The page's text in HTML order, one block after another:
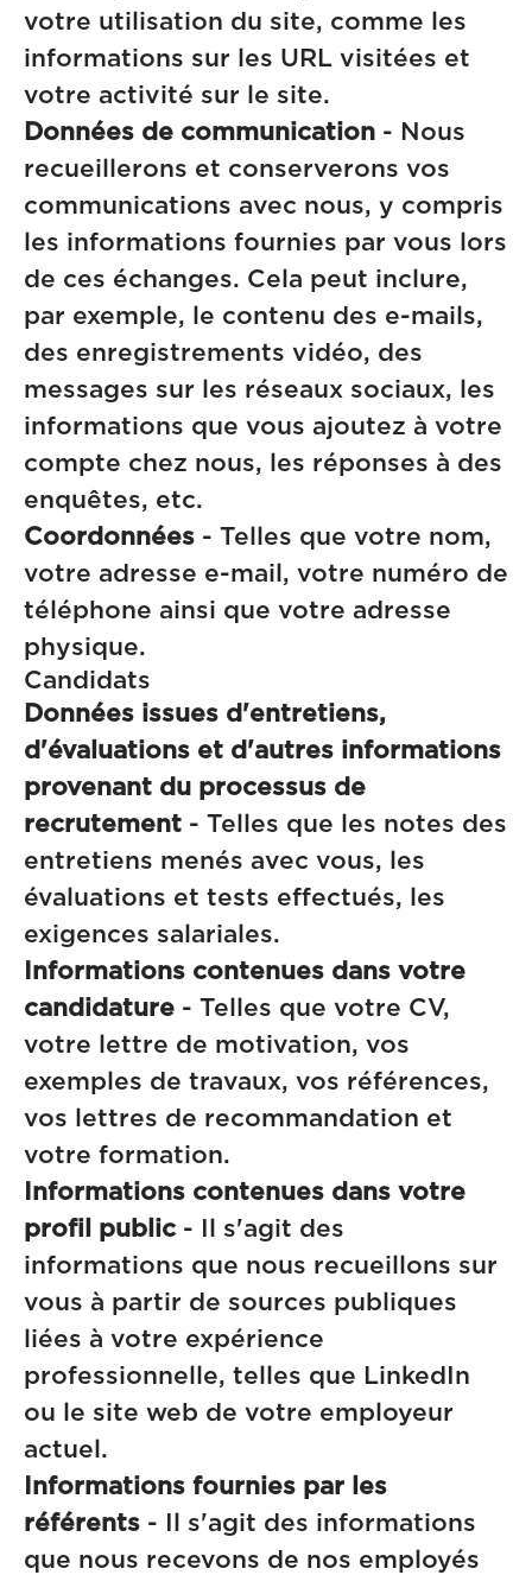
votre utilisation du site, comme les
informations sur les URL visitées et
votre activité sur le site.
Données de communication - Nous
recueillerons et conserverons vos
communications avec nous, y compris
les informations fournies par vous lors
de ces échanges. Cela peut inclure,
par exemple, le contenu des e-mails,
des enregistrements vidéo, des
messages sur les réseaux sociaux, les
informations que vous ajoutez à votre
compte chez nous, les réponses à des
enquêtes, etc.
Coordonnées - Telles que votre nom,
votre adresse e-mail, votre numéro de
téléphone ainsi que votre adresse
physique.
Candidats
Données issues d'entretiens,
d'évaluations et d'autres informations
provenant du processus de
recrutement - Telles que les notes des
entretiens menés avec vous, les
évaluations et tests effectués, les
exigences salariales.
Informations contenues dans votre
candidature - Telles que votre CV,
votre lettre de motivation, vos
exemples de travaux, vos références,
vos lettres de recommandation et
votre formation.
Informations contenues dans votre
profil public - Il s'agit des
informations que nous recueillons sur
vous à partir de sources publiques
liées à votre expérience
professionnelle, telles que LinkedIn
ou le site web de votre employeur
actuel.
Informations fournies par les
référents - Il s'agit des informations
que nous recevons de nos employés